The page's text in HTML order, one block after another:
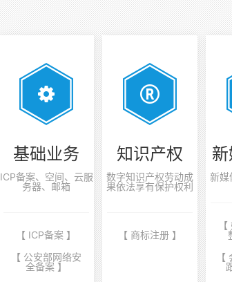
基础业务
ICP备案、空间、云服
务器、邮箱
【 ICP备案 】
【 公安部网络安
全备案 】
知识产权
数字知识产权劳动成
果依法享有保护权利
【 商标注册 】
新
新媒